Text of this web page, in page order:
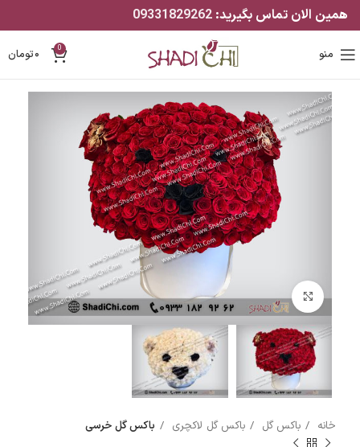
همین الان تماس بگیرید:
منو 0 ۰تومان
بزرگنمایی تصویر
خانه باکس گل باکس گل لاکچری باکس گل خرسی